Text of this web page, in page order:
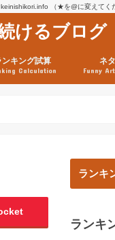
（★を@に変えてく
けるブログ
ンキング試算
Calculation
ネタ
Funny
ランキ
ランキ